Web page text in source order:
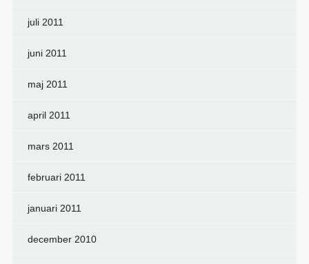
juli 2011
juni 2011
maj 2011
april 2011
mars 2011
februari 2011
januari 2011
december 2010